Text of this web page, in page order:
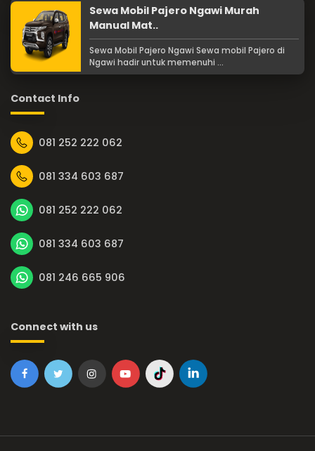
Sewa Mobil Pajero Ngawi Murah
Manual Mat..
Sewa Mobil Pajero Ngawi Sewa mobil Pajero di
Ngawi hadir untuk memenuhi ...
Contact Info
081 252 222 062
081 334 603 687
081 252 222 062
081 334 603 687
081 246 665 906
Connect with us